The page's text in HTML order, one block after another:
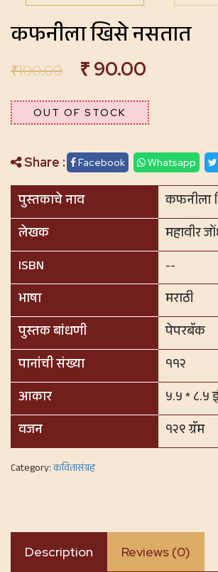
कफनीला खिसे नसतात
₹100.00 ₹ 90.00
OUT OF STOCK
Share : Facebook Whatsapp
पुस्तकाचे नाव
कफनीला
लेखक
महावीर
ISBN
--
भाषा
मराठी
पुस्तक बांधणी
पेपरबॅक
पानांची संख्या
११२
आकार
५.५ * ८.५
वजन
१२९ ग्रॅम
Category:कवितासंग्रह
Description Reviews (0)